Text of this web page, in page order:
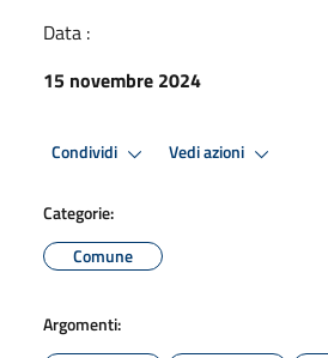
Data :
15 novembre 2024
Condividi Vedi azioni
Categorie:
Comune
Argomenti: